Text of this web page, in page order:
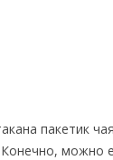
пакетик
можно